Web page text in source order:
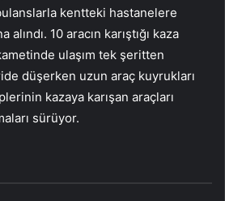
kentteki hastanelere
alındı. 10 aracın karıştığı kaza
ulaşım tek şeritten
düşerken uzun araç kuyrukları
kazaya karışan araçları
sürüyor.